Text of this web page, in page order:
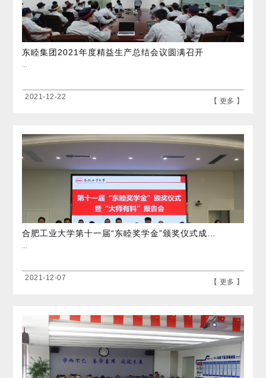
东睦集团2021年度精益生产总结会议圆满召开
2021-12-22 【 更多 】
2021-12-07 【 更多 】